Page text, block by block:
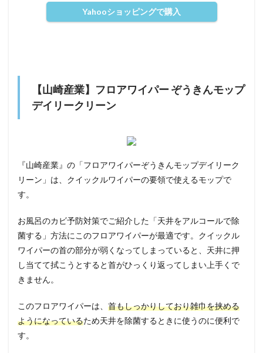
Yahooショッピングで購入
【山崎産業】フロアワイパー ぞうきんモップ
デイリークリーン
『山崎産業』の「フロアワイパーぞうきんモップデイリーク
リーン」は、クイックルワイパーの要領で使えるモップで
す。
お風呂のカビ予防対策でご紹介した「天井をアルコールで除
菌する」方法にこのフロアワイパーが最適です。クイックル
ワイパーの首の部分が弱くなってしまっていると、天井に押
し当てて拭こうとすると首がひっくり返ってしまい上手くで
きません。
このフロアワイパーは、 首もしっかりしており雑巾を挟める
ようになっているため天井を除菌するときに使うのに便利で
す。